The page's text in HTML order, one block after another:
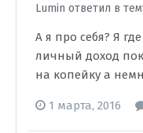
Lumin ответил в
А я про себя? Я
личный доход
на копейку а
1 марта, 2016